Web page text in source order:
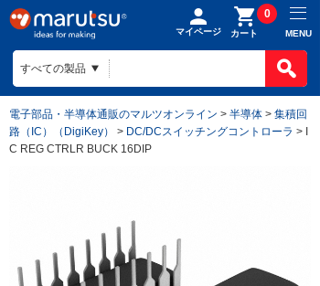
マイページ カート
0
MENU
電子部品・半導体通販のマルツオンライン > 半導体 > 集積回
路（IC）（DigiKey）
> DC/DCスイッチングコントローラ > I
C REG CTRLR BUCK 16DIP